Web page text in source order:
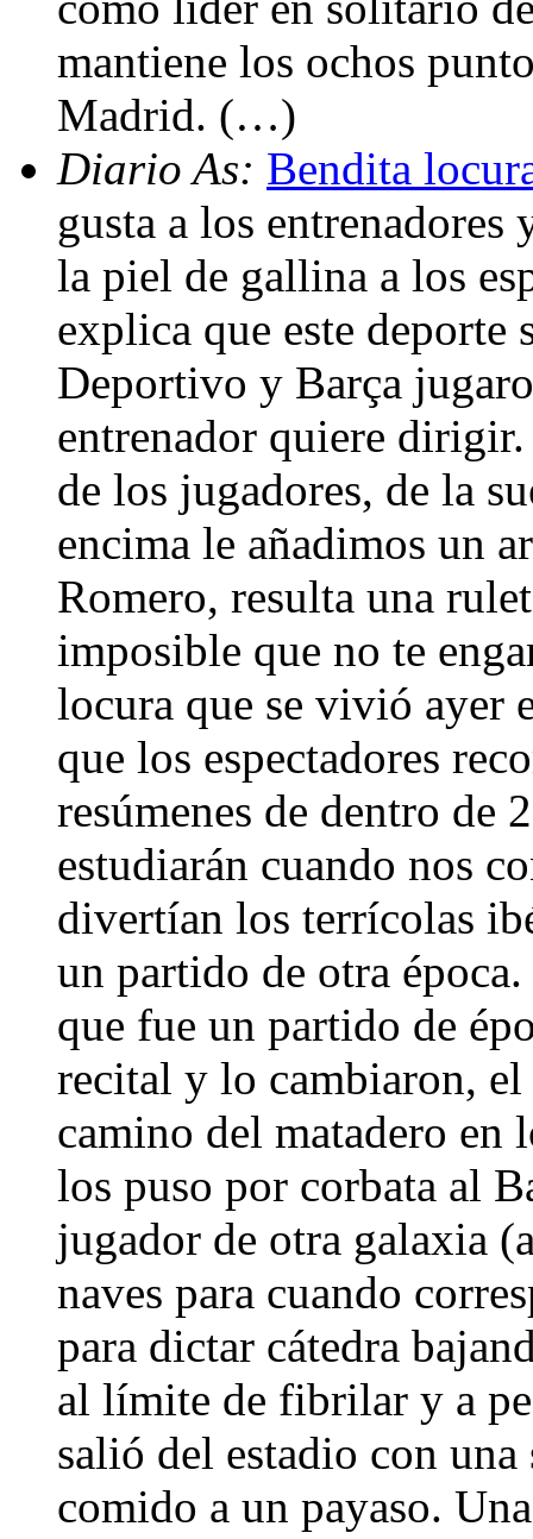
mantiene los ochos
Madrid. (…)
Diario As: Bendita
gusta a los
la piel de gallina a los
explica que este deporte
Deportivo y Barça
entrenador quiere
de los jugadores, de la
encima le añadimos un
Romero, resulta una
imposible que no te
locura que se vivió ayer
que los espectadores
resúmenes de dentro de
estudiarán cuando nos
divertían los terrícolas
un partido de otra
que fue un partido de
recital y lo cambiaron,
camino del matadero en
los puso por corbata al
jugador de otra galaxia
naves para cuando
para dictar cátedra
al límite de fibrilar y a
salió del estadio con una
comido a un payaso.